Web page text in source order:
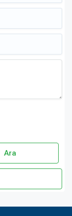
Ara